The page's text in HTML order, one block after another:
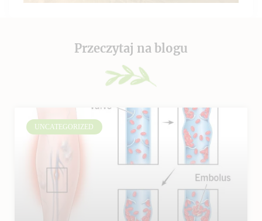
Przeczytaj na blogu
UNCATEGORIZED